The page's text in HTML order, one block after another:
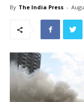
By The India Press -